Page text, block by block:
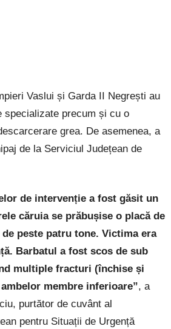
Vaslui și Garda II Negrești au
specializate precum și cu o
grea. De asemenea, a
de la Serviciul Județean de
de intervenție a fost găsit un
căruia se prăbușise o placă de
peste patru tone. Victima era
Barbatul a fost scos de sub
multiple fracturi (închise și
membre inferioare”, a
purtător de cuvânt al
pentru Situații de Urgență